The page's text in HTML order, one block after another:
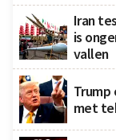
Iran
is
vallen
met